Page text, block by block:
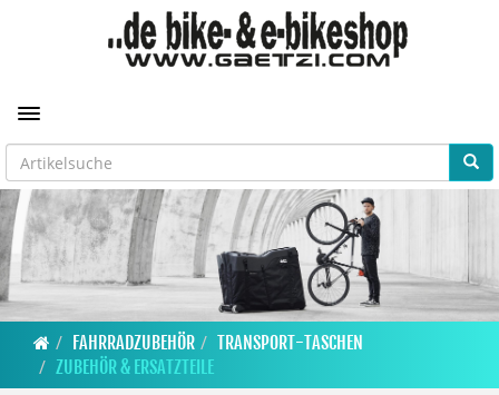
Toggle navigation
FAHRRADZUBEHÖR
TRANSPORT-TASCHEN
ZUBEHÖR & ERSATZTEILE